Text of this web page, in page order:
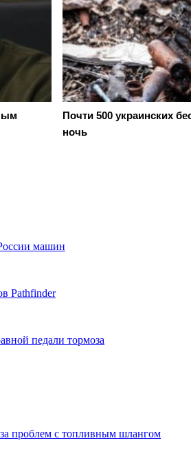
Почти 500 украинских
ночь
машин
Pathfinder
педали тормоза
проблем с топливным шлангом